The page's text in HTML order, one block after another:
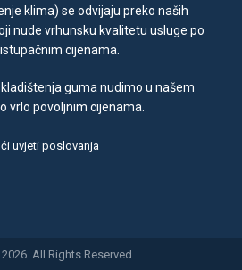
klima) se odvijaju preko naših
nude vrhunsku kvalitetu usluge po
cijenama.
guma nudimo u našem
vrlo povoljnim cijenama.
uvjeti poslovanja
All Rights Reserved.